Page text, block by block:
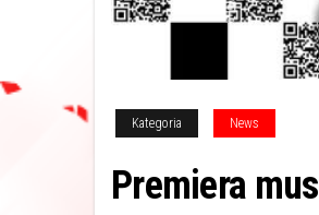
Kategoria News
Premiera